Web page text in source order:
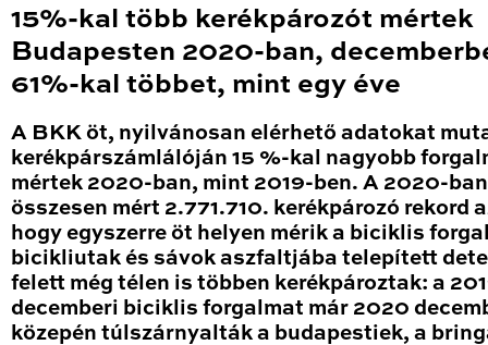
15%-kal több kerékpározót mértek
Budapesten 2020-ban,
61%-kal többet, mint egy éve
A BKK öt, nyilvánosan elérhető adatokat
kerékpárszámlálóján 15 %-kal nagyobb
mértek 2020-ban, mint 2019-ben. A 2020-ban
összesen mért 2.771.710. kerékpározó rekord
hogy egyszerre öt helyen mérik a biciklis
bicikliutak és sávok aszfaltjába telepített
felett még télen is többen kerékpároztak: a
decemberi biciklis forgalmat már 2020
közepén túlszárnyalták a budapestiek, a